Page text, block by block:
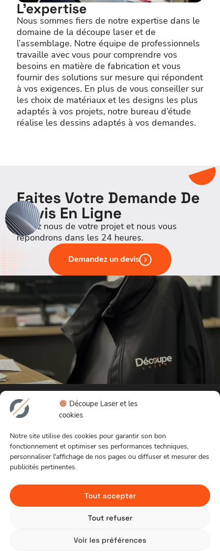
Découpe Laser et les
cookies
Notre site utilise des cookies pour garantir son bon
fonctionnement et optimiser ses performances techniques,
personnaliser l'affichage de nos pages ou diffuser et mesurer des
publicités pertinentes.
Tout accepter
Tout refuser
Voir les préférences
L’expertise
Nous sommes fiers de notre expertise dans le
domaine de la découpe laser et de
l’assemblage. Notre équipe de professionnels
travaille avec vous pour comprendre vos
besoins en matière de fabrication et vous
fournir des solutions sur mesure qui répondent
à vos exigences. En plus de vous conseiller sur
les choix de matériaux et les designs les plus
adaptés à vos projets, notre bureau d’étude
réalise les dessins adaptés à vos demandes.
Faites Votre Demande De
Devis En Ligne
Parlez nous de votre projet et nous vous
répondrons dans les 24 heures.
Demandez un devis
vos demandes avec tout
type de gabarits. Nous
assurons toute la
prestation, de la
compris la découpe et le
parachèvement, pour
divers matériaux.
laser
Découpe
jet d’eau
Notre
histoire
Nos
Politique
de
© 2026 Découpe
Laser. Tous droits